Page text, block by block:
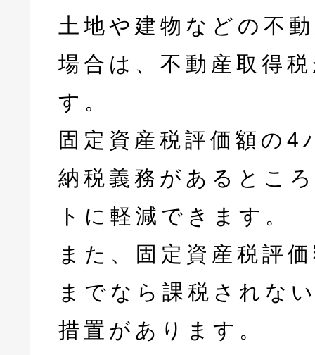
土地や建物などの不
場合は、不動産取得
す。
固定資産税評価額の4
納税義務があるとこ
トに軽減できます。
また、固定資産税評
までなら課税されな
措置があります。